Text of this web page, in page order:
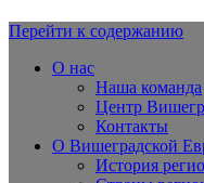
Перейти к содержанию
О нас
Наша команда
Центр
Контакты
О Вишеградской
История